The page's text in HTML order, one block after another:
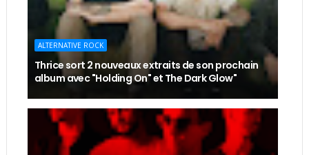
ALTERNATIVE ROCK
Thrice sort 2 nouveaux extraits de son prochain
album avec "Holding On" et The Dark Glow"